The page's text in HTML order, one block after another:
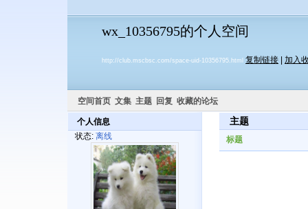
wx_10356795的个人空间
http://club.mscbsc.com/space-uid-10356795.html 复制链接 加入
空间首页 文集 主题 回复 收藏的论坛
个人信息
状态: 离线
主题
标题